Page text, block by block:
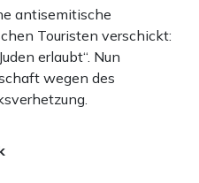
antisemitische
Touristen verschickt:
erlaubt“. Nun
wegen des